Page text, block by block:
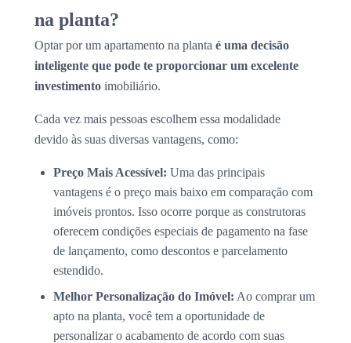
na planta?
Optar por um apartamento na planta é uma decisão
inteligente que pode te proporcionar um excelente
investimento imobiliário.
Cada vez mais pessoas escolhem essa modalidade
devido às suas diversas vantagens, como:
Preço Mais Acessível: Uma das principais
vantagens é o preço mais baixo em comparação com
imóveis prontos. Isso ocorre porque as construtoras
oferecem condições especiais de pagamento na fase
de lançamento, como descontos e parcelamento
estendido.
Melhor Personalização do Imóvel: Ao comprar um
apto na planta, você tem a oportunidade de
personalizar o acabamento de acordo com suas